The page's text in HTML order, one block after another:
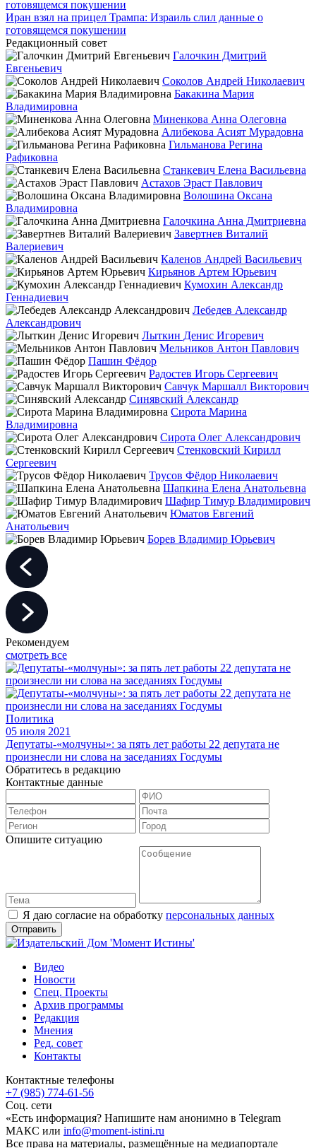
Иран взял на прицел Трампа: Израиль слил данные о
готовящемся покушении
Редакционный совет
Галочкин Дмитрий
Евгеньевич
Соколов Андрей Николаевич
Бакакина Мария
Владимировна
Миненкова Анна Олеговна
Алибекова Асият Мурадовна
Гильманова Регина
Рафиковна
Станкевич Елена Васильевна
Астахов Эраст Павлович
Волошина Оксана
Владимировна
Галочкина Анна Дмитриевна
Завертнев Виталий
Валериевич
Каленов Андрей Васильевич
Кирьянов Артем Юрьевич
Кумохин Александр
Геннадиевич
Лебедев Александр
Александрович
Лыткин Денис Игоревич
Мельников Антон Павлович
Пашин Фёдор
Радостев Игорь Сергеевич
Савчук Маршалл Викторович
Синявский Александр
Сирота Марина
Владимировна
Сирота Олег Александрович
Стенковский Кирилл
Сергеевич
Трусов Фёдор Николаевич
Шапкина Елена Анатольевна
Шафир Тимур Владимирович
Юматов Евгений
Анатольевич
Борев Владимир Юрьевич
Рекомендуем
смотреть все
Политика
05 июля 2021
Депутаты-«молчуны»: за пять лет работы 22 депутата не
произнесли ни слова на заседаниях Госдумы
Обратитесь в редакцию
Контактные данные
Опишите ситуацию
Я даю согласие на обработку персональных данных
Видео
Новости
Спец. Проекты
Архив программы
Редакция
Мнения
Ред. совет
Контакты
Контактные телефоны
+7 (985) 774-61-56
Соц. сети
«Есть информация? Напишите нам анонимно в Telegram
МАКС или info@moment-istini.ru
Все права на материалы, размещённые на медиапортале